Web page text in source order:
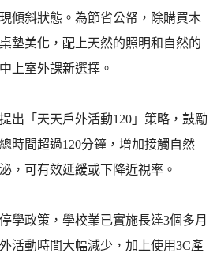
傾斜狀態。為節省公帑，除購買木
墊美化，配上天然的照明和自然的
上室外課新選擇。
出「天天戶外活動120」策略，鼓勵
時間超過120分鐘，增加接觸自然
，可有效延緩或下降近視率。
學政策，學校業已實施長達3個多月
活動時間大幅減少，加上使用3C產